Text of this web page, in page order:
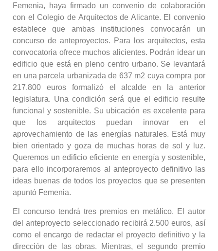
Femenia, haya firmado un convenio de colaboración
con el Colegio de Arquitectos de Alicante. El convenio
establece que ambas instituciones convocarán un
concurso de anteproyectos. Para los arquitectos, esta
convocatoria ofrece muchos alicientes. Podrán idear un
edificio que está en pleno centro urbano. Se levantará
en una parcela urbanizada de 637 m2 cuya compra por
217.800 euros formalizó el alcalde en la anterior
legislatura. Una condición será que el edificio resulte
funcional y sostenible. Su ubicación es excelente para
que los arquitectos puedan innovar en el
aprovechamiento de las energías naturales. Está muy
bien orientado y goza de muchas horas de sol y luz.
Queremos un edificio eficiente en energía y sostenible,
para ello incorporaremos al anteproyecto definitivo las
ideas buenas de todos los proyectos que se presenten
apuntó Femenia.
El concurso tendrá tres premios en metálico. El autor
del anteproyecto seleccionado recibirá 2.500 euros, así
como el encargo de redactar el proyecto definitivo y la
dirección de las obras. Mientras, el segundo premio